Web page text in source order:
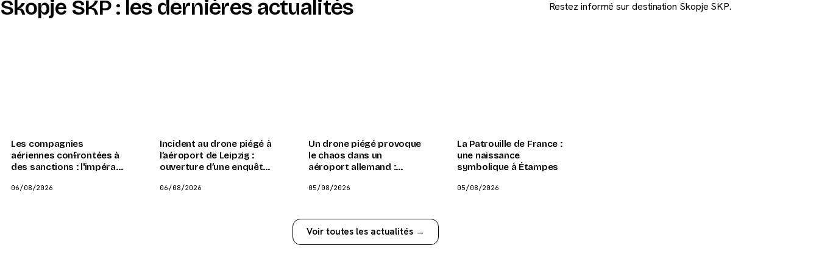
Skopje SKP : les dernières actualités Restez informé sur destination Skopje SKP.
Les compagnies
aériennes confrontées à
des sanctions : l'impératif
le kérosène durable
06/08/2026
Incident au drone piégé à
l’aéroport de Leipzig :
ouverture d’une enquête
supervision du ministre
06/08/2026
Un drone piégé provoque
le chaos dans un
aéroport allemand :
mystérieux
05/08/2026
La Patrouille de France :
une naissance
symbolique à Étampes
05/08/2026
Voir toutes les actualités →